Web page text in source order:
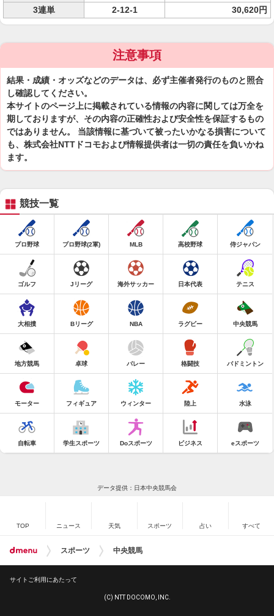
3連単
2-12-1 30,620円
注意事項
結果・成績・オッズなどのデータは、必ず主催者発行のものと照合
し確認してください。
本サイトのページ上に掲載されている情報の内容に関しては万全を
期しておりますが、その内容の正確性および安全性を保証するもの
ではありません。 当該情報に基づいて被ったいかなる損害について
も、株式会社NTTドコモおよび情報提供者は一切の責任を負いかね
ます。
競技一覧
プロ野球 プロ野球(2軍) MLB 高校野球 侍ジャパン
ゴルフ Jリーグ 海外サッカー 日本代表 テニス
大相撲 Bリーグ NBA ラグビー 中央競馬
地方競馬 卓球 バレー 格闘技 バドミントン
モーター フィギュア ウィンター 陸上 水泳
自転車 学生スポーツ Doスポーツ ビジネス eスポーツ
データ提供：日本中央競馬会
TOP ニュース 天気 スポーツ 占い すべて
スポーツ 中央競馬
サイトご利用にあたって
(C) NTT DOCOMO, INC.